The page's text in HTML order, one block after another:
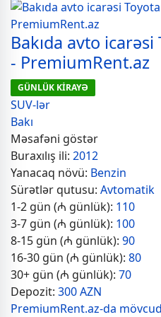
Bakıda avto
- PremiumRent.az
GÜNLÜK KİRAYƏ
SUV-lər
Bakı
Məsafəni göstər
Buraxılış ili: 2012
Yanacaq növü: Benzin
Sürətlər qutusu: Avtomatik
1-2 gün (₼ günlük): 110
3-7 gün (₼ günlük): 100
8-15 gün (₼ günlük): 90
16-30 gün (₼ günlük): 80
30+ gün (₼ günlük): 70
Depozit: 300 AZN
PremiumRent.az-da